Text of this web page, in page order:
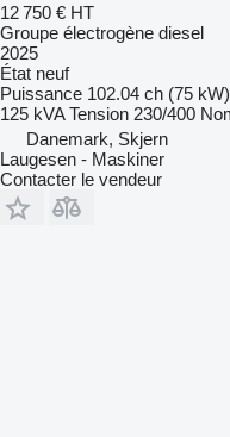
12 750 € HT
Groupe électrogène diesel
2025
État neuf
Puissance 102.04 ch (75 kW)
125 kVA Tension 230/400
Danemark, Skjern
Laugesen - Maskiner
Contacter le vendeur